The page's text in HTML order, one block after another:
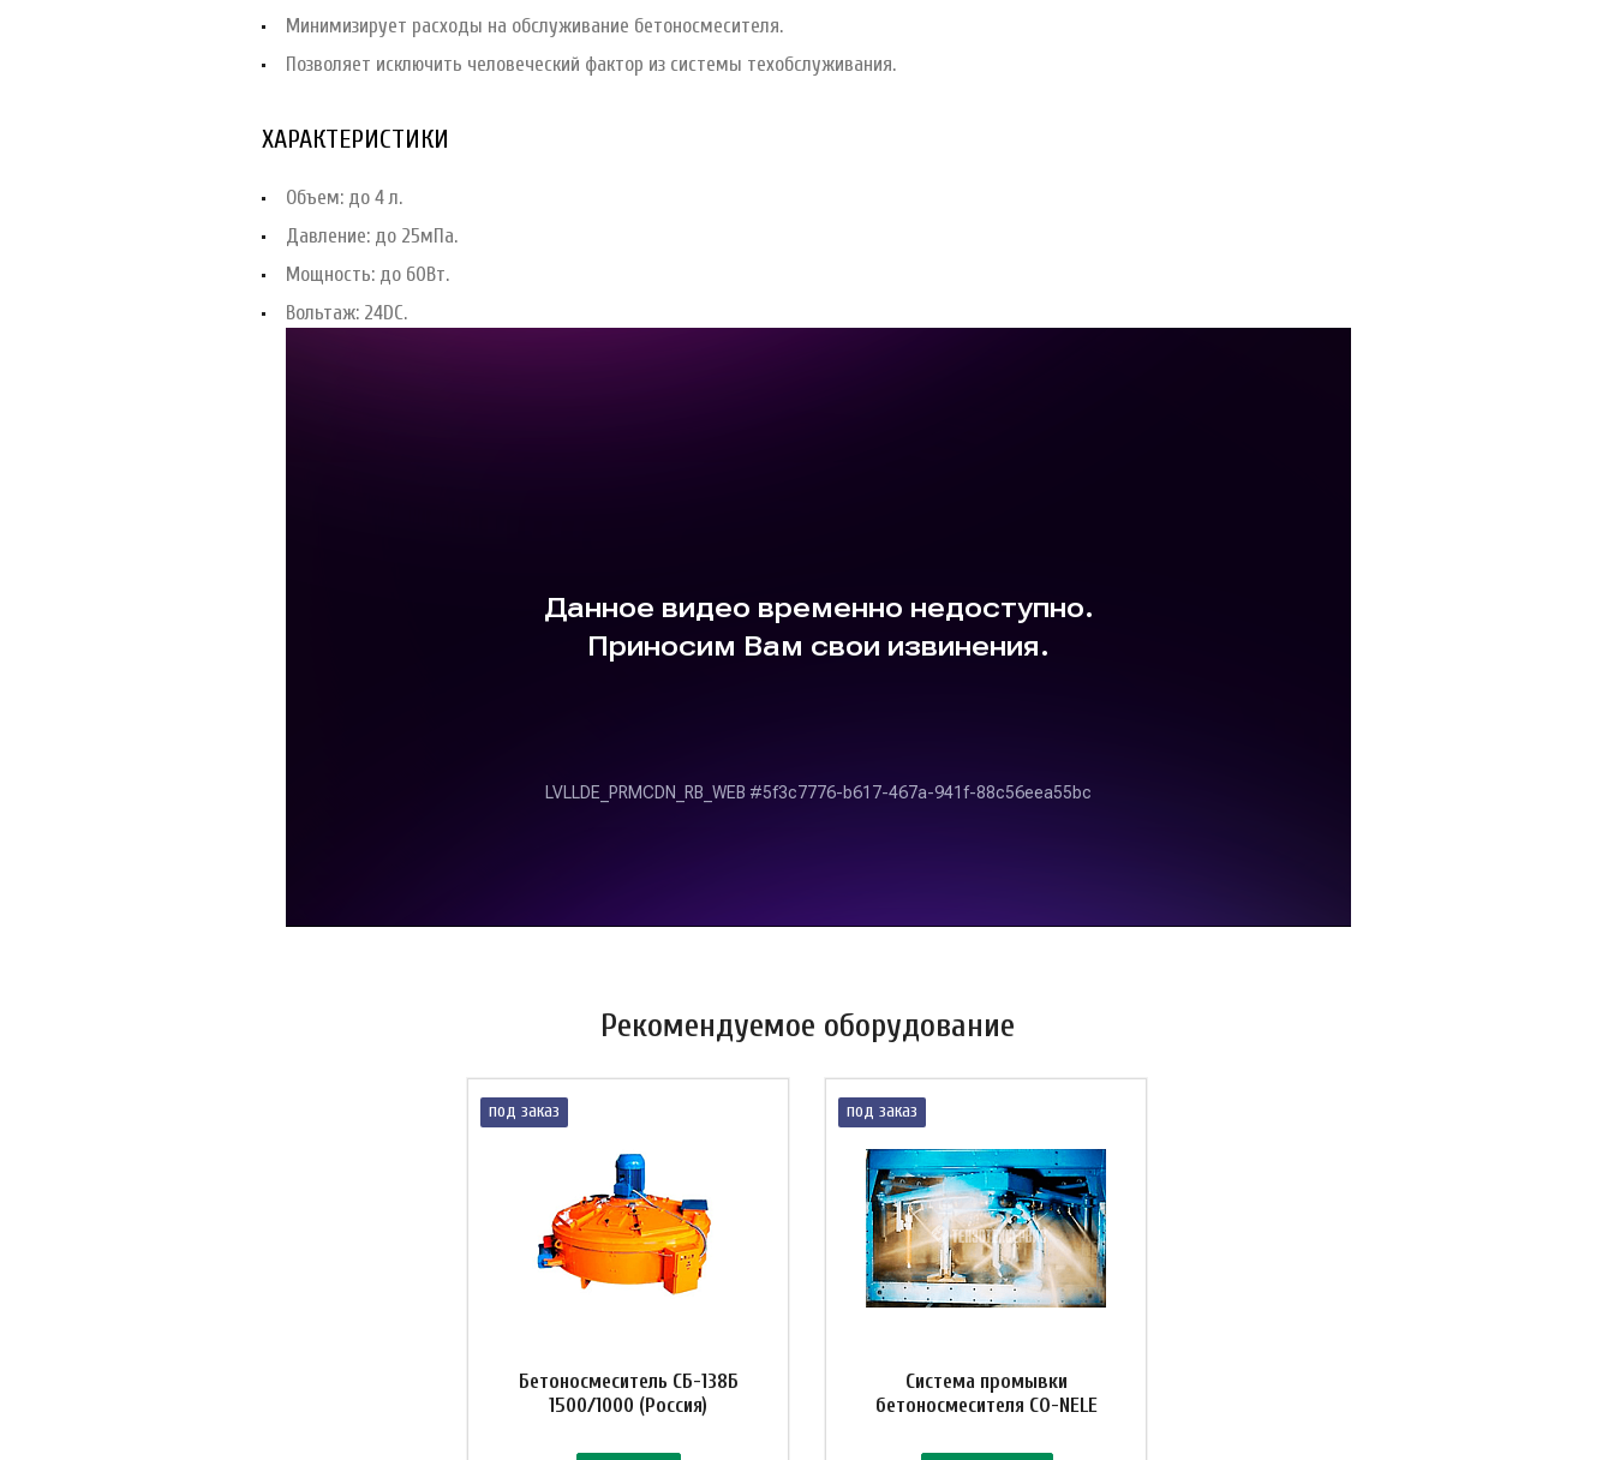
Минимизирует расходы на обслуживание бетоносмесителя.
Позволяет исключить человеческий фактор из системы техобслуживания.
ХАРАКТЕРИСТИКИ
Объем: до 4 л.
Давление: до 25мПа.
Мощность: до 60Вт.
Вольтаж: 24DC.
Рекомендуемое оборудование
под заказ
Бетоносмеситель СБ-138Б
1500/1000 (Россия)
под заказ
Система промывки
бетоносмесителя CO-NELE